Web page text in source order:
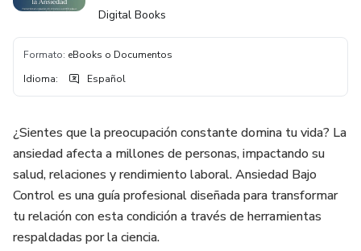
Digital Books
Formato: eBooks o Documentos
Idioma: Español
¿Sientes que la preocupación constante domina tu vida? La
ansiedad afecta a millones de personas, impactando su
salud, relaciones y rendimiento laboral. Ansiedad Bajo
Control es una guía profesional diseñada para transformar
tu relación con esta condición a través de herramientas
respaldadas por la ciencia.